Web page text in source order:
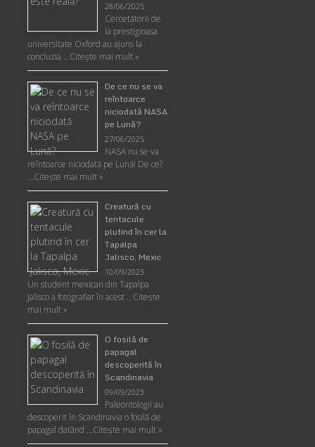
28/06/2025
Cercetătorii de
la prestigioasa
universitate Oxford au ajuns la
concluzia …Citește mai mult »
De ce nu se va
reîntoarce
niciodată NASA
pe Lună?
27/06/2025
NASA nu se va
reîntoarce niciodată pe Lună! De ce?
…Citește mai mult »
Creatură cu
tentacule
plutind în cer la
Tapalpa
Jalisco, Mexic
10/09/2023
Un student mexican din Tapalpa
Jalisco a fotografiat în acest …Citește
mai mult »
O fosilă de
papagal
descoperită în
Scandinavia
09/09/2023
Paleontologii au
descoperit în Scandinavia o fosilă de
papagal datând …Citește mai mult »